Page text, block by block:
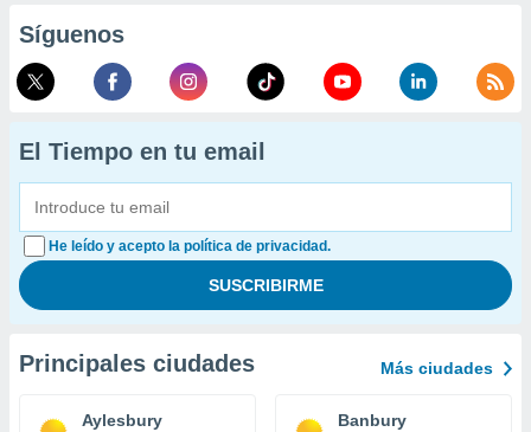
Síguenos
El Tiempo en tu email
He leído y acepto la política de privacidad.
Principales ciudades Más ciudades
Aylesbury Banbury